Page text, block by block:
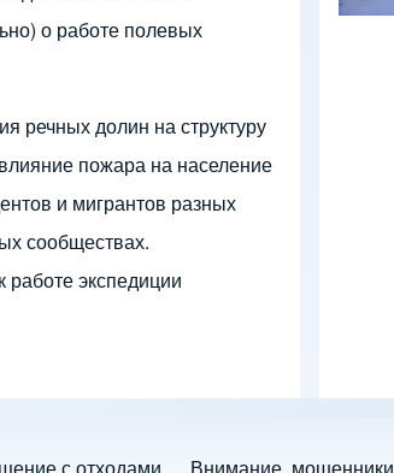
о работе полевых
речных долин на структуру
пожара на население
и мигрантов разных
сообществах.
экспедиции